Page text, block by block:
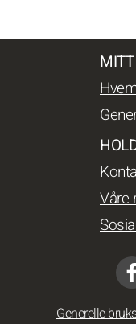
Våre
Generelle